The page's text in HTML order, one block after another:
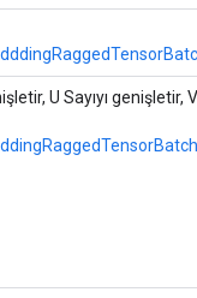
U Sayıyı genişletir, V